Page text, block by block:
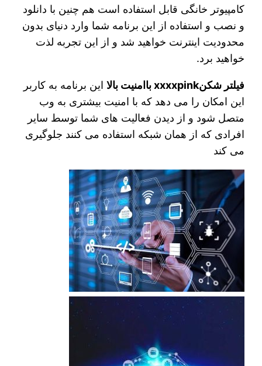
کامپیوتر خانگی قابل استفاده است هم چنین با دانلود
و نصب و استفاده از این برنامه شما وارد دنیای بدون
محدودیت اینترنت خواهید شد و از این تجربه لذت
خواهید برد.
فیلتر شکنxxxxpink باامنیت بالا
این برنامه به کاربر
این امکان را می دهد که با امنیت بیشتری به وب
متصل شود و از دیدن فعالیت های شما توسط سایر
افرادی که از همان شبکه استفاده می کنند جلوگیری
می کند